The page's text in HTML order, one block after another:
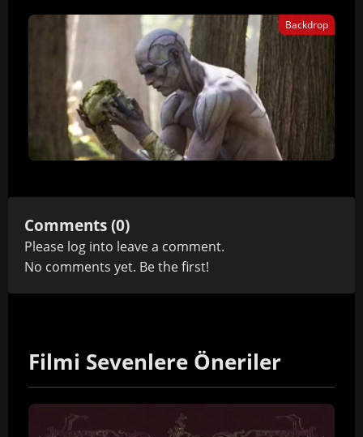
Backdrop
Comments (0)
Please log into leave a comment.
No comments yet. Be the first!
Filmi Sevenlere Öneriler